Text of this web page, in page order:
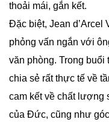
thoải mái, gắn kết.
Đặc biệt, Jean d’Arcel
phỏng vấn ngắn với
văn phòng. Trong buổi
chia sẻ rất thực tế về
cam kết về chất lượng
của Đức, cũng như